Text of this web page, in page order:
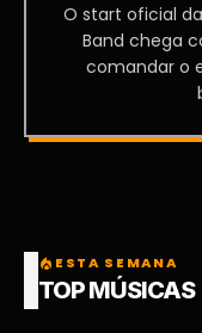
O start oficial
Band chega
comandar o
local_fire_department ESTA SEMANA
TOP MÚSICAS